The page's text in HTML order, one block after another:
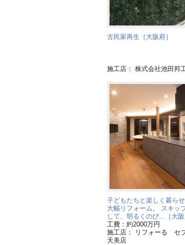
古民家再生［大阪府］
施工店： 株式会社池田邦
子どもたちと楽しく暮ら
大幅リフォーム。 スキッ
して、明るくのび...［大阪
工費：約2000万円
施工店： リフォーる セ
天美店